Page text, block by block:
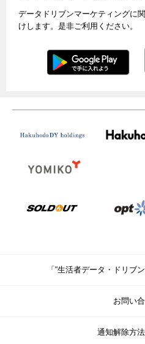
データドリブンマーケティングに
けします。是非ご利用ください。
「“生活者データ・ドリブ
お問い
通知解除方